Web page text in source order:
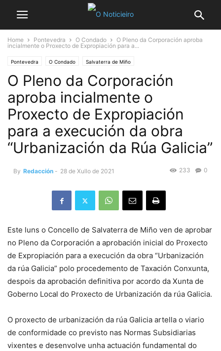
Home Pontevedra O Condado
O Pleno da Corporación aproba
incialmente o Proxecto de Expropiación para a...
Pontevedra O Condado Salvaterra de Miño
O Pleno da Corporación
aproba incialmente o
Proxecto de Expropiación
para a execución da obra
“Urbanización da Rúa Galicia”
By Redacción - 28 de Xullo de 2021 0
233
Este luns o Concello de Salvaterra de Miño ven de aprobar
no Pleno da Corporación a aprobación inicial do Proxecto
de Expropiación para a execución da obra “Urbanización
da rúa Galicia” polo procedemento de Taxación Conxunta,
despois da aprobación definitiva por acordo da Xunta de
Goberno Local do Proxecto de Urbanización da rúa Galicia.
O proxecto de urbanización da rúa Galicia artella o viario
de conformidade co previsto nas Normas Subsidiarias
vixentes e desenvolve unha actuación fundamental do